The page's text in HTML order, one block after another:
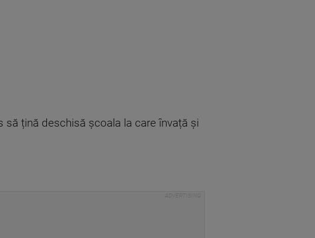
țină deschisă școala la care învață și